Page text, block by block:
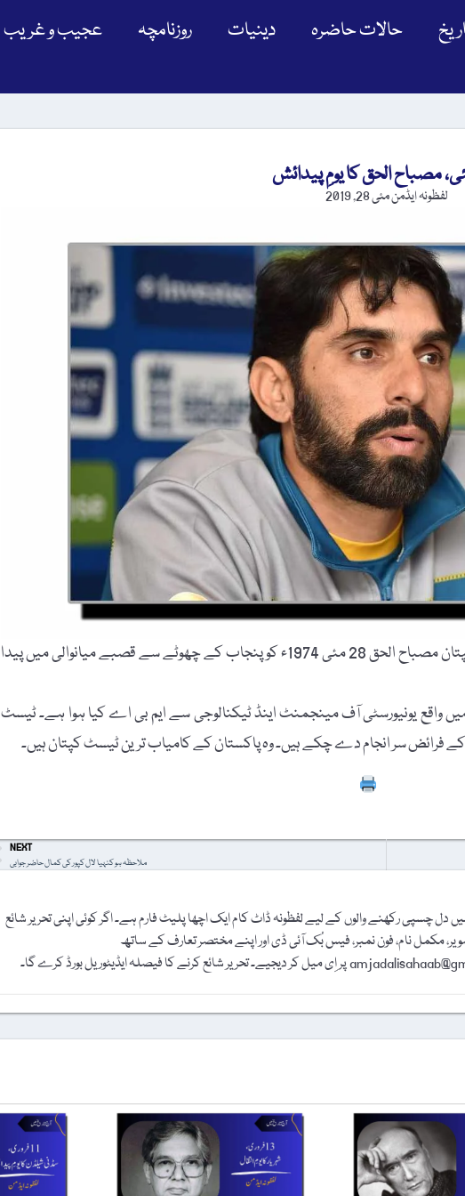
حالات حاضرہ دینیات روزنامچہ عجیب و غریب
لفظونہ ایڈمنمئی 28, 2019
وکی پیڈیا کے مطابق پاکستان کے کرکٹ ٹیم کے سابق کپتان مصباح الحق 28 مئی 1974ء کو پنجاب کے چھوٹے سے قصبے میانوالی میں پیدا
واقع یونیورسٹی آف مینجمنٹ اینڈ ٹیکنالوجی سے ایم بی اے کیا ہوا ہے۔ ٹیسٹ
NEXT
ملاحظہ ہو کنہیا لال کپور کی کمال حاضر جوابی
دل چسپی رکھنے والوں کے لیے لفظونہ ڈاٹ کام ایک اچھا پلیٹ فارم ہے۔ اگر کوئی اپنی تحریر شائع
مکمل نام، فون نمبر، فیس بُک آئی ڈی اور اپنے مختصر تعارف کے ساتھ